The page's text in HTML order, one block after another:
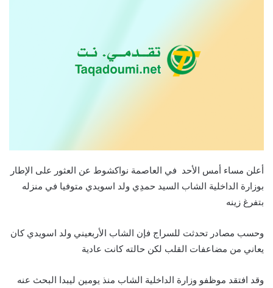
أعلن مساء أمس الأحد في العاصمة نواكشوط عن العثور على الإطار
بوزارة الداخلية الشاب السيد حمدِي ولد اسويدي متوفيا في منزله
بتفرغ زينه
وحسب مصادر تحدثت للسراج فإن الشاب الأربعيني ولد اسويدي كان
يعاني من مضاعفات القلب لكن حالته كانت عادية
وقد افتقد موظفو وزارة الداخلية الشاب منذ يومين ليبدا البحث عنه